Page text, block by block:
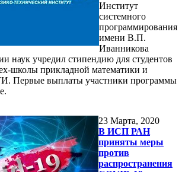
Институт
системного
программирования
имени В.П.
Иванникова
наук учредил стипендию для студентов
школы прикладной математики и
Первые выплаты участники программы
23 Марта, 2020
В ИСП РАН
приняты меры
против
распространения